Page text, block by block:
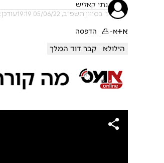
נתי קאליש
ו' בסיוון תשפ"ב, 05/06/22 19:19 עודכן: 06/01/25 23:04
א+א- הדפסה
הילולא קבר דוד המלך